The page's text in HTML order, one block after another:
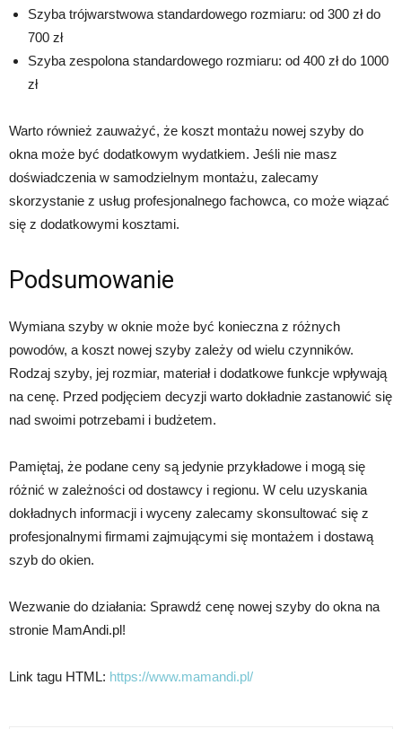
Szyba trójwarstwowa standardowego rozmiaru: od 300 zł do
700 zł
Szyba zespolona standardowego rozmiaru: od 400 zł do 1000
zł
Warto również zauważyć, że koszt montażu nowej szyby do
okna może być dodatkowym wydatkiem. Jeśli nie masz
doświadczenia w samodzielnym montażu, zalecamy
skorzystanie z usług profesjonalnego fachowca, co może wiązać
się z dodatkowymi kosztami.
Podsumowanie
Wymiana szyby w oknie może być konieczna z różnych
powodów, a koszt nowej szyby zależy od wielu czynników.
Rodzaj szyby, jej rozmiar, materiał i dodatkowe funkcje wpływają
na cenę. Przed podjęciem decyzji warto dokładnie zastanowić się
nad swoimi potrzebami i budżetem.
Pamiętaj, że podane ceny są jedynie przykładowe i mogą się
różnić w zależności od dostawcy i regionu. W celu uzyskania
dokładnych informacji i wyceny zalecamy skonsultować się z
profesjonalnymi firmami zajmującymi się montażem i dostawą
szyb do okien.
Wezwanie do działania: Sprawdź cenę nowej szyby do okna na
stronie MamAndi.pl!
Link tagu HTML: https://www.mamandi.pl/